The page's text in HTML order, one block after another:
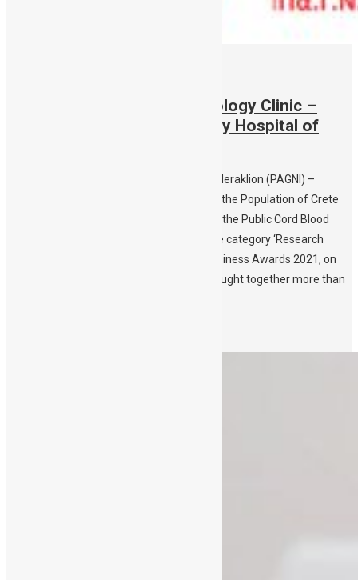
Silver Award for the Hematology Clinic –
Public CBBC of the University Hospital of
Silver award for the University Hospital of Heraklion (PAGNI) –
Hematology Clinic for the ‘HLA Mapping of the Population of Crete
and increasing donor diversity by enriching the Public Cord Blood
Bank of Crete (CBBC) with rare HLAs’ in the category ‘Research
Projects in Hospitals’ at the HealthCare Business Awards 2021, on
Monday September 20th. The Awards brought together more than